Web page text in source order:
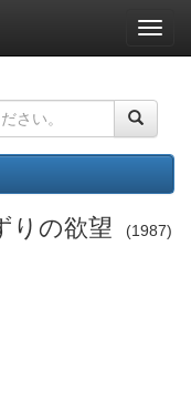
ナ
ビ
ー
ョ
ン
りの欲望
1987